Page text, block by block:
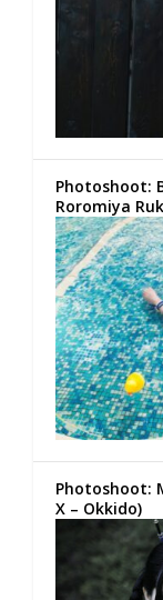
Photoshoot:
Roromiya
Photoshoot:
X – Okkido)